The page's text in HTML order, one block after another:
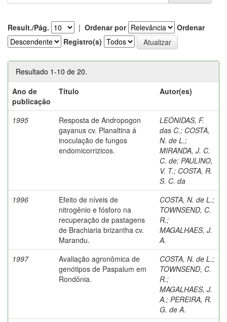
Result./Pág. | Ordenar por
Ordenar
Registro(s)
Resultado 1-10 de 20.
Ano de
publicação
Título Autor(es)
1995
Resposta de Andropogon
gayanus cv. Planaltina á
inoculação de fungos
endomicorrizicos.
LEÔNIDAS, F.
das C.; COSTA,
N. de L.;
MIRANDA, J. C.
C. de; PAULINO,
V. T.; COSTA, R.
S. C. da
1996
Efeito de níveis de
nitrogênio e fósforo na
recuperação de pastagens
de Brachiaria brizantha cv.
Marandu.
COSTA, N. de L.;
TOWNSEND, C.
R.;
MAGALHAES, J.
A.
1997
Avaliação agronômica de
genótipos de Paspalum em
Rondônia.
COSTA, N. de L.;
TOWNSEND, C.
R.;
MAGALHAES, J.
A.; PEREIRA, R.
G. de A.